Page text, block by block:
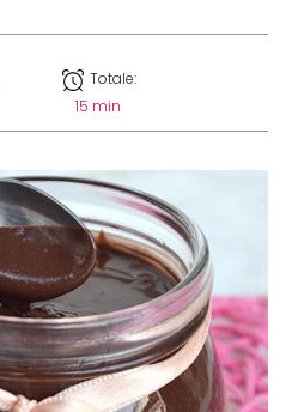
Totale:
15 min